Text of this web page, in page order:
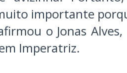
importante
o Jonas
Imperatriz.